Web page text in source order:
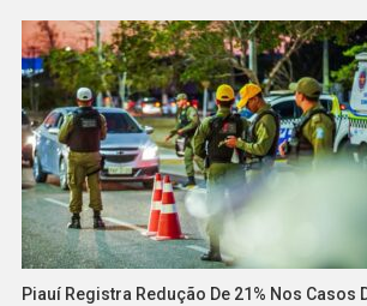
Piauí Registra Redução De 21% Nos Casos